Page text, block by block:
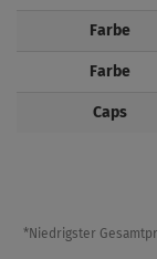
Farbe
Farbe
Caps
*Niedrigster